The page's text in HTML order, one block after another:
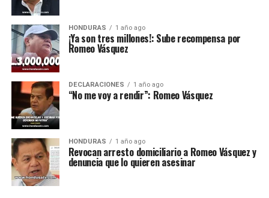
HONDURAS 1 año ago
¡Ya son tres millones!: Sube recompensa por
Romeo Vásquez
DECLARACIONES 1 año ago
“No me voy a rendir”: Romeo Vásquez
HONDURAS 1 año ago
Revocan arresto domiciliario a Romeo Vásquez y
denuncia que lo quieren asesinar